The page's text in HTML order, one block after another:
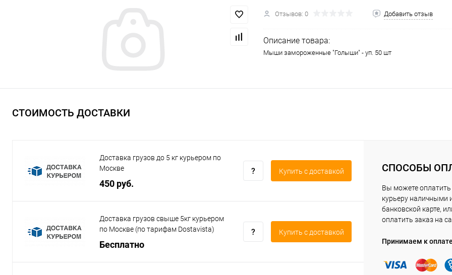
Отзывов: 0 Добавить отзыв
Описание товара:
Мыши замороженные "Голыши" - уп. 50 шт
СТОИМОСТЬ ДОСТАВКИ
Доставка грузов до 5 кг курьером по
Москве
450 руб.
Купить c доставкой
Доставка грузов свыше 5кг курьером
по Москве (по тарифам Dostavista)
Бесплатно
Купить c доставкой
СПОСОБЫ
Вы можете оплатить
курьеру наличными
банковской карте,
оплатить заказ на
Принимаем к оплате